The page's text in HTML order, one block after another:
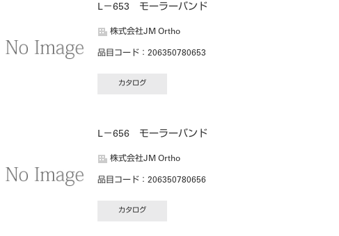
L－653 モーラーバンド
株式会社JM Ortho
品目コード ：206350780653
カタログ
L－656 モーラーバンド
株式会社JM Ortho
品目コード ：206350780656
カタログ